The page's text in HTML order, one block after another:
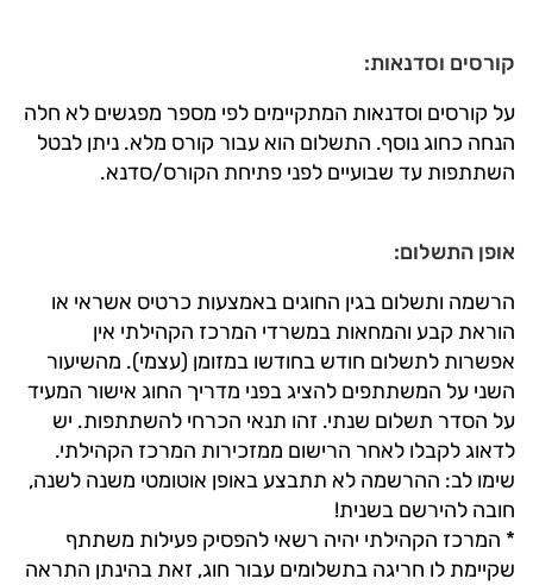
קורסים וסדנאות:
על קורסים וסדנאות המתקיימים לפי מספר מפגשים לא חלה
הנחה כחוג נוסף. התשלום הוא עבור קורס מלא. ניתן לבטל
השתתפות עד שבועיים לפני פתיחת הקורס/סדנא.
אופן התשלום:
הרשמה ותשלום בגין החוגים באמצעות כרטיס אשראי או
הוראת קבע והמחאות במשרדי המרכז הקהילתי אין
אפשרות לתשלום חודש בחודשו במזומן (עצמי). מהשיעור
השני על המשתתפים להציג בפני מדריך החוג אישור המעיד
על הסדר תשלום שנתי. זהו תנאי הכרחי להשתתפות. יש
לדאוג לקבלו לאחר הרישום ממזכירות המרכז הקהילתי.
שימו לב: ההרשמה לא תתבצע באופן אוטומטי משנה לשנה,
חובה להירשם בשנית!
* המרכז הקהילתי יהיה רשאי להפסיק פעילות משתתף
שקיימת לו חריגה בתשלומים עבור חוג, זאת בהינתן התראה